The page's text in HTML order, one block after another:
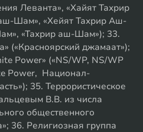
Леванта», «Хайят Тахрир
Шам», «Хейят Тахрир Аш-
«Тахрир аш-Шам»); 33.
(«Красноярский джамаат»);
Power» («NS/WP, NS/WP
Power, Национал-
35. Террористическое
В.В. из числа
общественного
36. Религиозная группа